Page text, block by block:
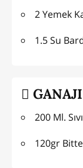
2 Yemek
1.5 Su
200 Ml.
120gr